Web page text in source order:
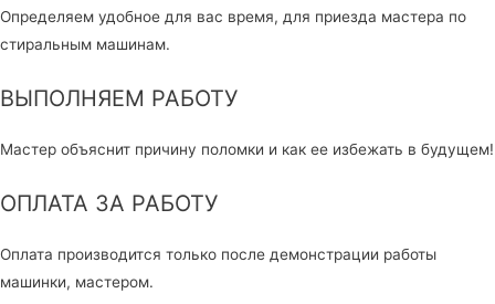
Определяем удобное для вас время, для приезда мастера по
стиральным машинам.
ВЫПОЛНЯЕМ РАБОТУ
Мастер объяснит причину поломки и как ее избежать в будущем!
ОПЛАТА ЗА РАБОТУ
Оплата производится только после демонстрации работы
машинки, мастером.